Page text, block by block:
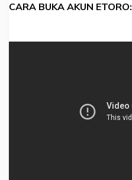
CARA BUKA AKUN ETORO: